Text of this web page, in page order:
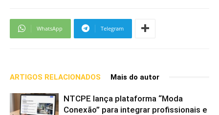
WhatsApp Telegram
ARTIGOS RELACIONADOS Mais do autor
NTCPE lança plataforma “Moda
Conexão” para integrar profissionais e